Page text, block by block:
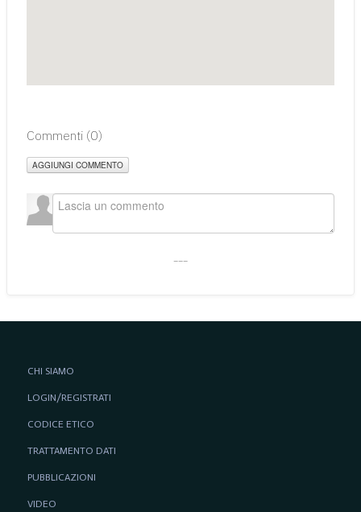
Commenti (0)
AGGIUNGI COMMENTO
CHI SIAMO
LOGIN/REGISTRATI
CODICE ETICO
TRATTAMENTO DATI
PUBBLICAZIONI
VIDEO